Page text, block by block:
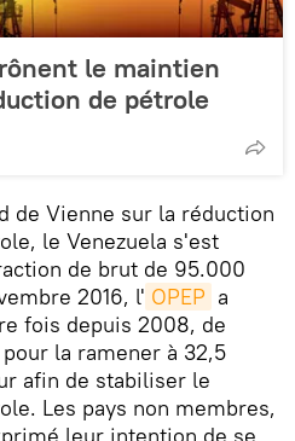
le maintien
de pétrole
de Vienne sur la réduction
le Venezuela s'est
de brut de 95.000
2016, l' OPEP a
fois depuis 2008, de
la ramener à 32,5
afin de stabiliser le
Les pays non membres,
leur intention de se